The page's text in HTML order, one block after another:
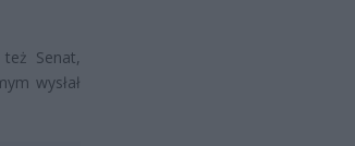
Senat,
wysłał